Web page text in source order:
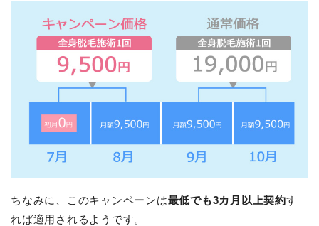
ちなみに、このキャンペーンは最低でも3カ月以上契約す
れば適用されるようです。